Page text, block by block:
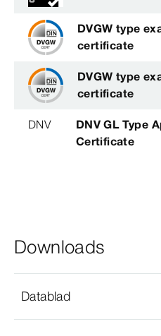
DVGW type
certificate
DVGW type
certificate
DNV
DNV GL Type
Certificate
Downloads
Datablad